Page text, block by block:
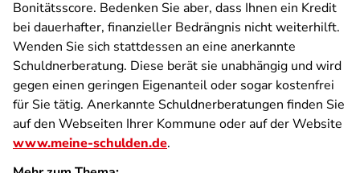
Bonitätsscore. Bedenken Sie aber, dass Ihnen ein Kredit
bei dauerhafter, finanzieller Bedrängnis nicht weiterhilft.
Wenden Sie sich stattdessen an eine anerkannte
Schuldnerberatung. Diese berät sie unabhängig und wird
gegen einen geringen Eigenanteil oder sogar kostenfrei
für Sie tätig. Anerkannte Schuldnerberatungen finden Sie
auf den Webseiten Ihrer Kommune oder auf der Website
www.meine-schulden.de.